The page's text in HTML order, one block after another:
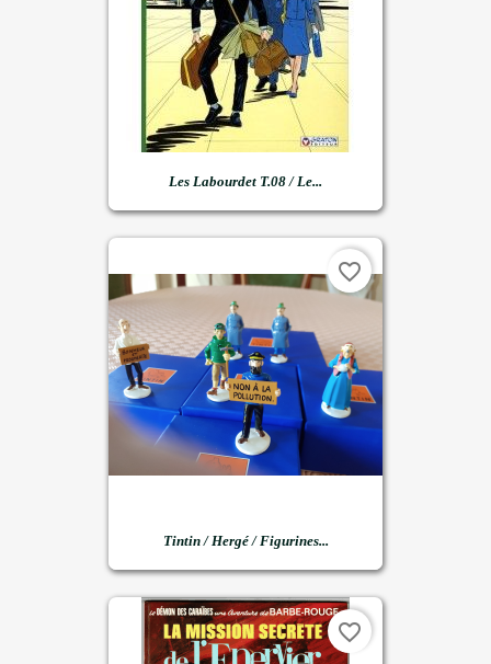
Les Labourdet T.08 / Le...
Tintin / Hergé / Figurines...
favorite_border
favorite_border